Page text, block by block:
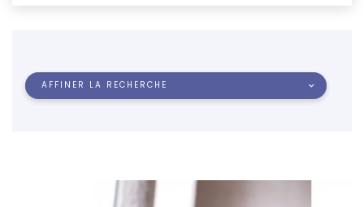
AFFINER LA RECHERCHE